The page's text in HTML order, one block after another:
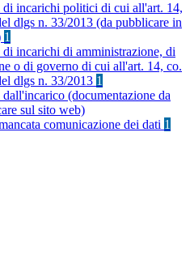
incarichi politici di cui all'art. 14,
dlgs n. 33/2013 (da pubblicare in
1
incarichi di amministrazione, di
o di governo di cui all'art. 14, co.
dlgs n. 33/2013 1
dall'incarico (documentazione da
sul sito web)
comunicazione dei dati 1